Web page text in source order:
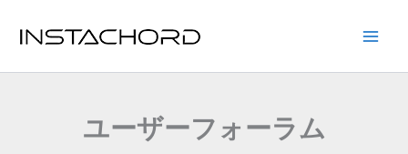
ユーザーフォーラム